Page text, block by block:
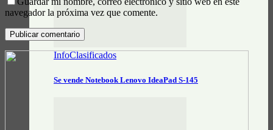
InfoClasificados
Se vende Notebook Lenovo IdeaPad S-145
navegador la próxima vez que comente.